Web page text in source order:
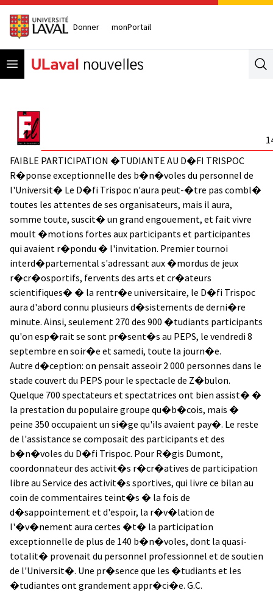
Donner monPortail
Open menu
FAIBLE PARTICIPATION �TUDIANTE AU D�FI TRISPOC
R�ponse exceptionnelle des b�n�voles du personnel de
l'Universit� Le D�fi Trispoc n'aura peut-�tre pas combl�
toutes les attentes de ses organisateurs, mais il aura,
somme toute, suscit� un grand engouement, et fait vivre
moult �motions fortes aux participants et participantes
qui avaient r�pondu � l'invitation. Premier tournoi
interd�partemental s'adressant aux �mordus de jeux
r�cr�osportifs, fervents des arts et cr�ateurs
scientifiques� � la rentr�e universitaire, le D�fi Trispoc
aura d'abord connu plusieurs d�sistements de derni�re
minute. Ainsi, seulement 270 des 900 �tudiants participants
qu'on esp�rait se sont pr�sent�s au PEPS, le vendredi 8
septembre en soir�e et samedi, toute la journ�e.
Autre d�ception: on pensait asseoir 2 000 personnes dans le
stade couvert du PEPS pour le spectacle de Z�bulon.
Quelque 700 spectateurs et spectatrices ont bien assist� �
la prestation du populaire groupe qu�b�cois, mais �
peine 350 occupaient un si�ge qu'ils avaient pay�. Le reste
de l'assistance se composait des participants et des
b�n�voles du D�fi Trispoc. Pour R�gis Dumont,
coordonnateur des activit�s r�cr�atives de participation
libre au Service des activit�s sportives, qui livre ce bilan au
coin de commentaires teint�s � la fois de
d�sappointement et d'espoir, la r�v�lation de
l'�v�nement aura certes �t� la participation
exceptionnelle de plus de 140 b�n�voles, dont la quasi-
totalit� provenait du personnel professionnel et de soutien
de l'Universit�. Une pr�sence que les �tudiants et les
�tudiantes ont grandement appr�ci�e. G.C.